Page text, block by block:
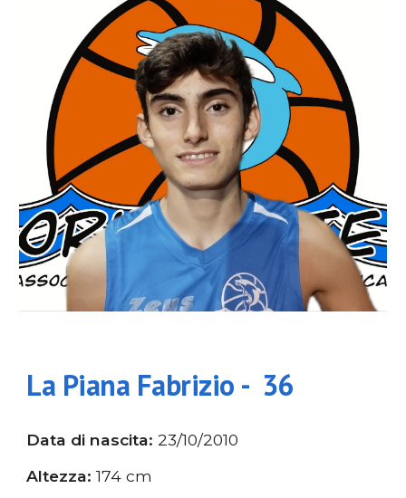
La Piana Fabrizio - 36
Data di nascita:23/10/2010
Altezza:174 cm